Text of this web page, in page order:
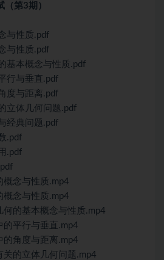
第3期）
与性质.pdf
与性质.pdf
基本概念与性质.pdf
行与垂直.pdf
度与距离.pdf
立体几何问题.pdf
经典问题.pdf
.pdf
.pdf
念与性质.mp4
念与性质.mp4
的基本概念与性质.mp4
平行与垂直.mp4
角度与距离.mp4
的立体几何问题.mp4